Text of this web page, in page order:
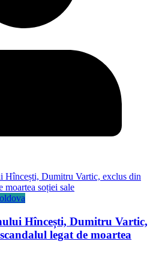
Hîncești, Dumitru Vartic,
legat de moartea